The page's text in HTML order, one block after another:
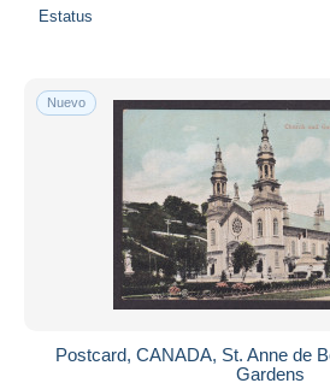
Estatus
Nuevo
Postcard, CANADA, St. Anne de
Gardens